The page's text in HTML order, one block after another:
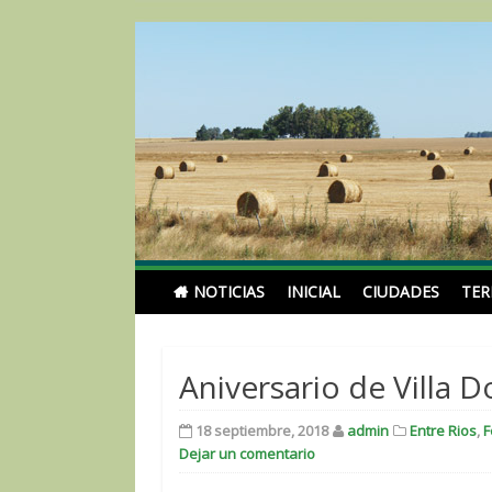
Noticias
NOTICIAS INICIAL CIUDADES
Aniversario de Villa
18 septiembre, 2018 admin Entre Rios,
Dejar un comentario